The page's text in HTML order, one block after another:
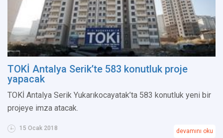
TOKİ Antalya Serik’te 583 konutluk proje
yapacak
TOKİ Antalya Serik Yukarıkocayatak’ta 583 konutluk yeni bir
projeye imza atacak.
15 Ocak 2018 devamını oku